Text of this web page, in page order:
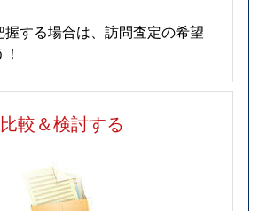
握する場合は、訪問査定の希望
比較＆検討する